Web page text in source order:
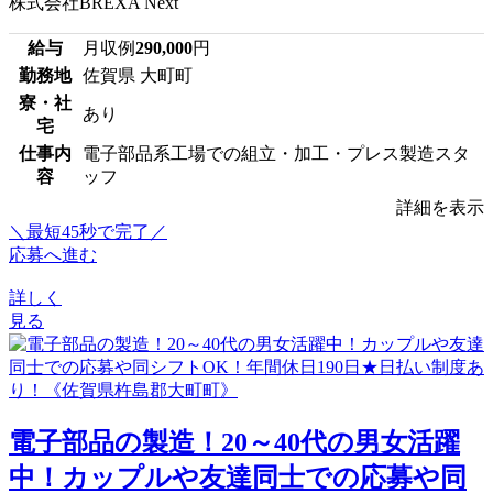
給与 月収例290,000円
勤務地 佐賀県 大町町
寮・社
宅
あり
仕事内
容
電子部品系工場での組立・加工・プレス製造スタ
ッフ
詳細を表示
＼最短45秒で完了／
応募へ進む
詳しく
見る
電子部品の製造！20～40代の男女活躍
中！カップルや友達同士での応募や同